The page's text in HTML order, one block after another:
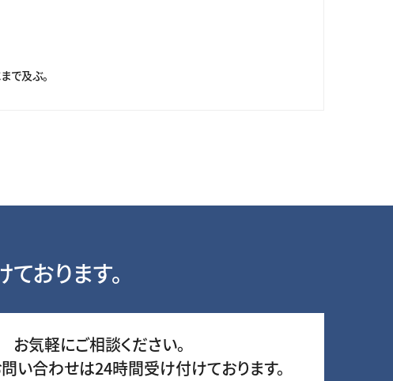
で及ぶ。
おります。
お気軽にご相談ください。
い合わせは24時間受け付けております。